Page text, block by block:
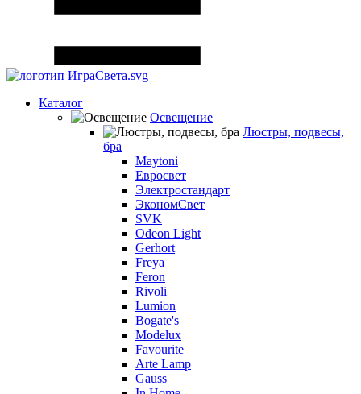
Каталог
Освещение
Люстры, подвесы,
бра
Maytoni
Евросвет
Электростандарт
ЭкономСвет
SVK
Odeon Light
Gerhort
Freya
Feron
Rivoli
Lumion
Bogate's
Modelux
Favourite
Arte Lamp
Gauss